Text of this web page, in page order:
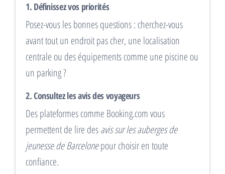
1. Définissez vos priorités
Posez-vous les bonnes questions : cherchez-vous
avant tout un endroit pas cher, une localisation
centrale ou des équipements comme une piscine ou
un parking ?
2.Consultez les avis des voyageurs
Des plateformes comme Booking.com vous
permettent de lire desavis sur les auberges de
jeunesse de Barcelonepour choisir en toute
confiance.